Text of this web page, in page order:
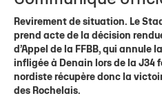
Revirement de situation. Le
prend acte de la décision
d’Appel de la FFBB, qui annule
infligée à Denain lors de la J34
nordiste récupère donc la
des Rochelais.